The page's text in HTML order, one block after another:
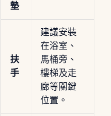
墊
扶
手
建議安裝
在浴室、
馬桶旁、
樓梯及走
廊等關鍵
位置。